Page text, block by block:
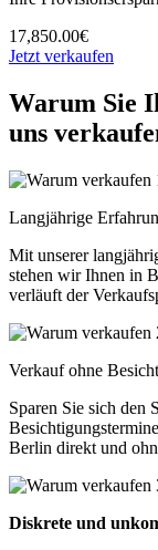
17,850.00€
Jetzt verkaufen
Warum Sie
uns
Langjährige
Mit unserer
stehen wir Ihnen in
verläuft der
Verkauf ohne
Sparen Sie sich den
Berlin direkt und
Diskrete und